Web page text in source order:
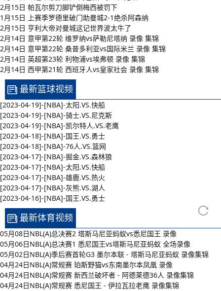
2月15日 帕瓦尔剪刀脚铲倒梅西被罚下
1月15日 上赛季罗德里破门助曼城2-1绝杀阿森纳
2月15日 亨利大帝对曼城这记世界波太牛了
2月14日 意甲第22轮 维罗纳vs萨勒尼塔纳 录像 集锦
2月14日 意甲第22轮 桑普多利亚vs国际米兰 录像 集锦
2月14日 英超第23轮 利物浦vs埃弗顿 录像 集锦
2月14日 西甲第21轮 西班牙人vs皇家社会 录像 集锦
最新篮球视频
[2023-04-19]-[NBA]-太阳.VS.快船
[2023-04-19]-[NBA]-骑士.VS.尼克斯
[2023-04-19]-[NBA]-凯尔特人.VS.老鹰
[2023-04-18]-[NBA]-国王.VS.勇士
[2023-04-18]-[NBA]-76人.VS.篮网
[2023-04-17]-[NBA]-掘金.VS.森林狼
[2023-04-17]-[NBA]-太阳.VS.快船
[2023-04-17]-[NBA]-雄鹿.VS.热火
[2023-04-17]-[NBA]-灰熊.VS.湖人
[2023-04-16]-[NBA]-国王.VS.勇士
最新体育视频
05月08日NBL(A)总决赛2 塔斯马尼亚蚂蚁vs悉尼国王 录像
05月06日NBL(A)总决赛1 悉尼国王vs塔斯马尼亚蚂蚁 全场录像
05月02日NBL(A)季后赛首轮G3 墨尔本联 - 塔斯马尼亚蚂蚁 录像集锦
04月24日NBL(A)常规赛 珀斯野猫vs东南墨尔本凤凰 录像
04月24日NBL(A)常规赛 新西兰破坏者 - 阿德莱德36人 录像集锦
04月24日NBL(A)常规赛 悉尼国王 - 伊拉瓦拉老鹰 录像集锦